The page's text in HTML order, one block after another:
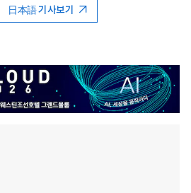
日本語 기사보기